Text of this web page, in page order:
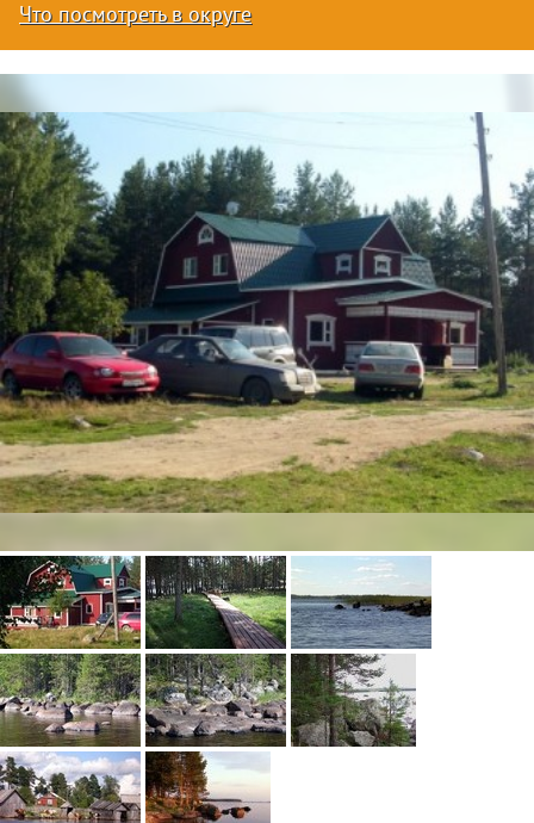
Что посмотреть в округе